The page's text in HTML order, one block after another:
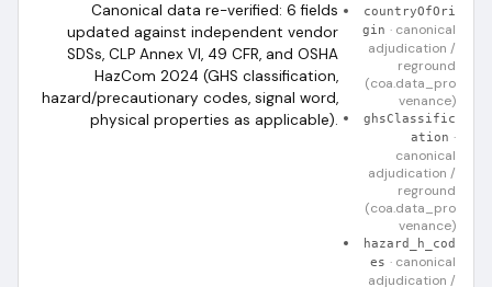
Canonical data re-verified: 6 fields
updated against independent vendor
SDSs, CLP Annex VI, 49 CFR, and OSHA
HazCom 2024 (GHS classification,
hazard/precautionary codes, signal word,
physical properties as applicable).
countryOfOri
gin · canonical
adjudication /
reground
(coa.data_pro
venance)
ghsClassific
ation ·
canonical
adjudication /
reground
(coa.data_pro
venance)
hazard_h_cod
es · canonical
adjudication /